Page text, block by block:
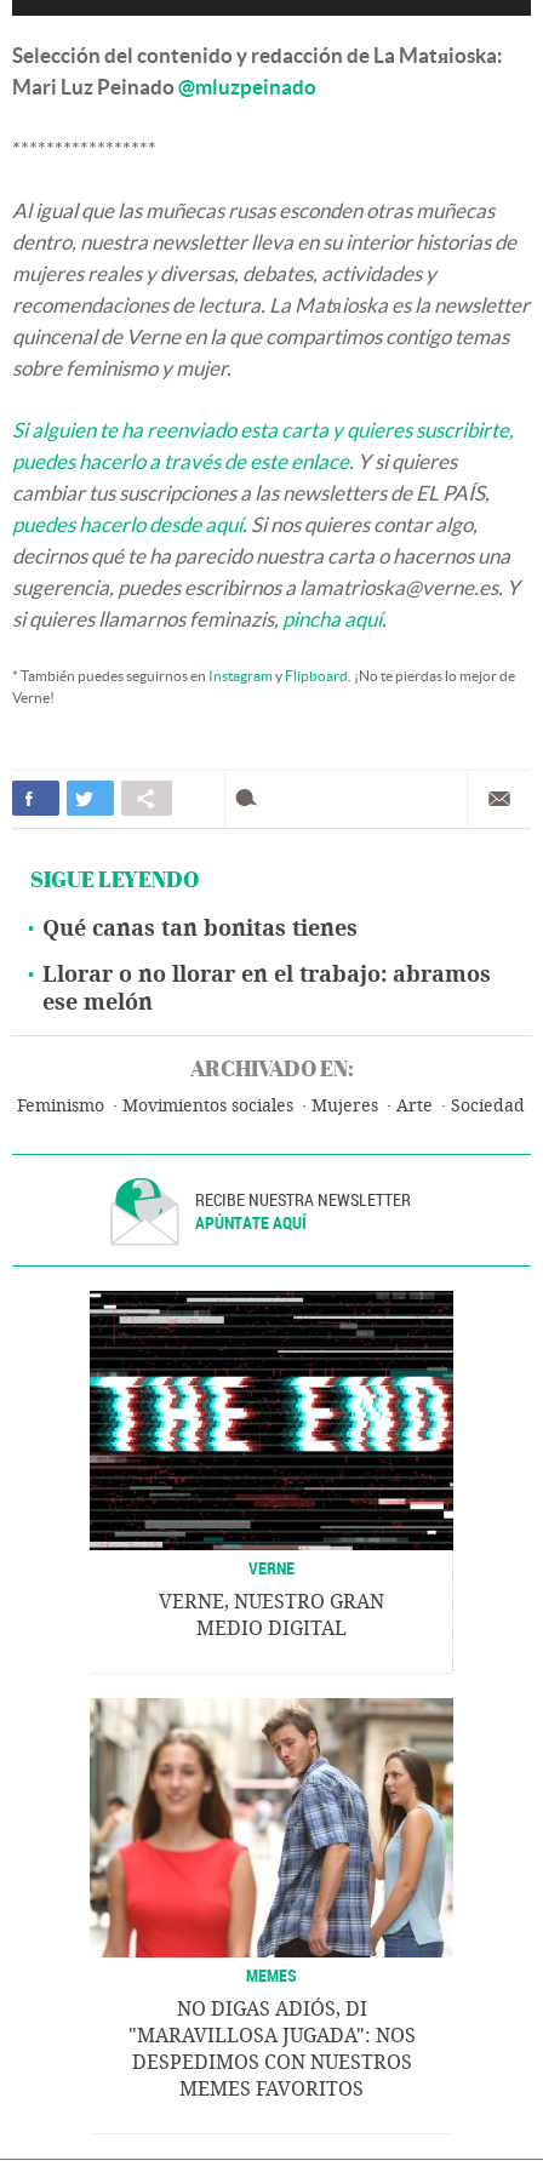
Selección del contenido y redacción de La Matяioska:
Mari Luz Peinado @mluzpeinado
*****************
Al igual que las muñecas rusas esconden otras muñecas
dentro, nuestra newsletter lleva en su interior historias de
mujeres reales y diversas, debates, actividades y
recomendaciones de lectura. La Matяioska es la newsletter
quincenal de Verne en la que compartimos contigo temas
sobre feminismo y mujer.
Si alguien te ha reenviado esta carta y quieres suscribirte,
puedes hacerlo a través de este enlace. Y si quieres
cambiar tus suscripciones a las newsletters de EL PAÍS,
puedes hacerlo desde aquí. Si nos quieres contar algo,
decirnos qué te ha parecido nuestra carta o hacernos una
sugerencia, puedes escribirnos a lamatrioska@verne.es. Y
si quieres llamarnos feminazis, pincha aquí.
* También puedes seguirnos en Instagramy Flipboard . ¡No te pierdas lo mejor de
Verne!
SIGUE LEYENDO
Qué canas tan bonitas tienes
Llorar o no llorar en el trabajo: abramos
ese melón
ARCHIVADO EN:
Feminismo Movimientos sociales Mujeres Arte Sociedad
RECIBE NUESTRA NEWSLETTER
APÚNTATE AQUÍ
VERNE
VERNE, NUESTRO GRAN
MEDIO DIGITAL
MEMES
NO DIGAS ADIÓS, DI
"MARAVILLOSA JUGADA": NOS
DESPEDIMOS CON NUESTROS
MEMES FAVORITOS